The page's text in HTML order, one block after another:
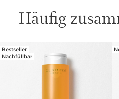
Häufig
WEITER ZUM INHALT
Bestseller
Nachfüllbar